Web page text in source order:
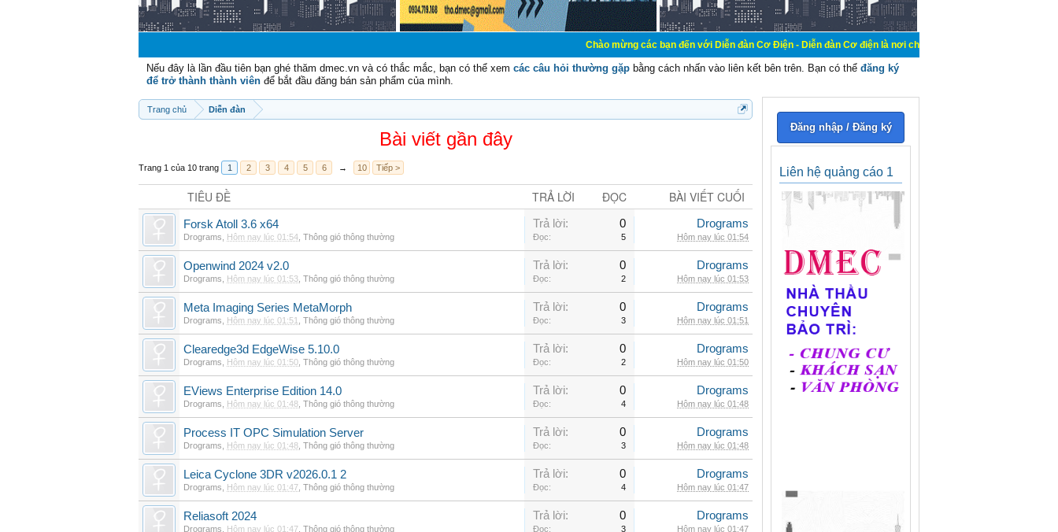
Chào mừng các bạn đến với Diễn đàn Cơ Điện - Diễn đàn Cơ điện là nơi chia sẽ kiến thức kinh nghiệm trong lãnh
Nếu đây là lần đầu tiên bạn ghé thăm dmec.vn và có thắc mắc, bạn có thể xem các câu hỏi thường gặp bằng cách nhấn vào liên kết bên trên. Bạn có thể đăng ký
để trở thành thành viên để bắt đầu đăng bán sản phẩm của mình.
Trang chủ Diễn đàn
Bài viết gần đây
Trang 1 của 10 trang 1 2 3 4 5 6 → 10 Tiếp >
TIÊU ĐỀ TRẢ LỜI ĐỌC BÀI VIẾT CUỐI
Forsk Atoll 3.6 x64
Drograms Hôm nay lúc 01:54 Thông gió thông thường
Trả lời: 0
Đọc: 5
Drograms
Hôm nay lúc 01:54
Openwind 2024 v2.0
Drograms Hôm nay lúc 01:53 Thông gió thông thường
Trả lời: 0
Đọc: 2
Drograms
Hôm nay lúc 01:53
Meta Imaging Series MetaMorph
Drograms Hôm nay lúc 01:51 Thông gió thông thường
Trả lời: 0
Đọc: 3
Drograms
Hôm nay lúc 01:51
Clearedge3d EdgeWise 5.10.0
Drograms Hôm nay lúc 01:50 Thông gió thông thường
Trả lời: 0
Đọc: 2
Drograms
Hôm nay lúc 01:50
EViews Enterprise Edition 14.0
Drograms Hôm nay lúc 01:48 Thông gió thông thường
Trả lời: 0
Đọc: 4
Drograms
Hôm nay lúc 01:48
Process IT OPC Simulation Server
Drograms Hôm nay lúc 01:48 Thông gió thông thường
Trả lời: 0
Đọc: 3
Drograms
Hôm nay lúc 01:48
Leica Cyclone 3DR v2026.0.1 2
Drograms Hôm nay lúc 01:47 Thông gió thông thường
Trả lời: 0
Đọc: 4
Drograms
Hôm nay lúc 01:47
Reliasoft 2024
Drograms Hôm nay lúc 01:47 Thông gió thông thường
Trả lời: 0
Đọc: 3
Drograms
Hôm nay lúc 01:47
Đăng nhập / Đăng ký
Liên hệ quảng cáo 1